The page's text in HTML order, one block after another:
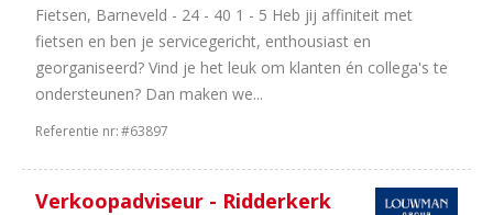
overleg
32
uur
uur
38
uur
Fietsen, Barneveld - 24 - 40 1 - 5 Heb jij affiniteit met
fietsen en ben je servicegericht, enthousiast en
georganiseerd? Vind je het leuk om klanten én collega's te
ondersteunen? Dan maken we...
Referentie nr:#63897
Verkoopadviseur - Ridderkerk